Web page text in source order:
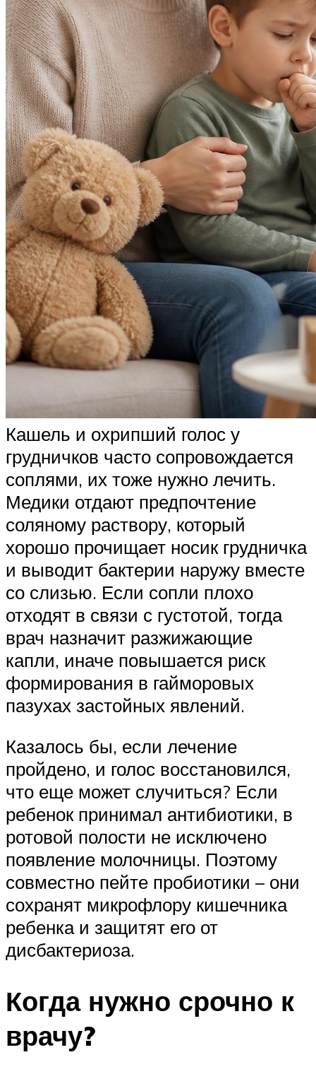
Кашель и охрипший голос у
грудничков часто сопровождается
соплями, их тоже нужно лечить.
Медики отдают предпочтение
соляному раствору, который
хорошо прочищает носик грудничка
и выводит бактерии наружу вместе
со слизью. Если сопли плохо
отходят в связи с густотой, тогда
врач назначит разжижающие
капли, иначе повышается риск
формирования в гайморовых
пазухах застойных явлений.
Казалось бы, если лечение
пройдено, и голос восстановился,
что еще может случиться? Если
ребенок принимал антибиотики, в
ротовой полости не исключено
появление молочницы. Поэтому
совместно пейте пробиотики – они
сохранят микрофлору кишечника
ребенка и защитят его от
дисбактериоза.
Когда нужно срочно к
врачу?